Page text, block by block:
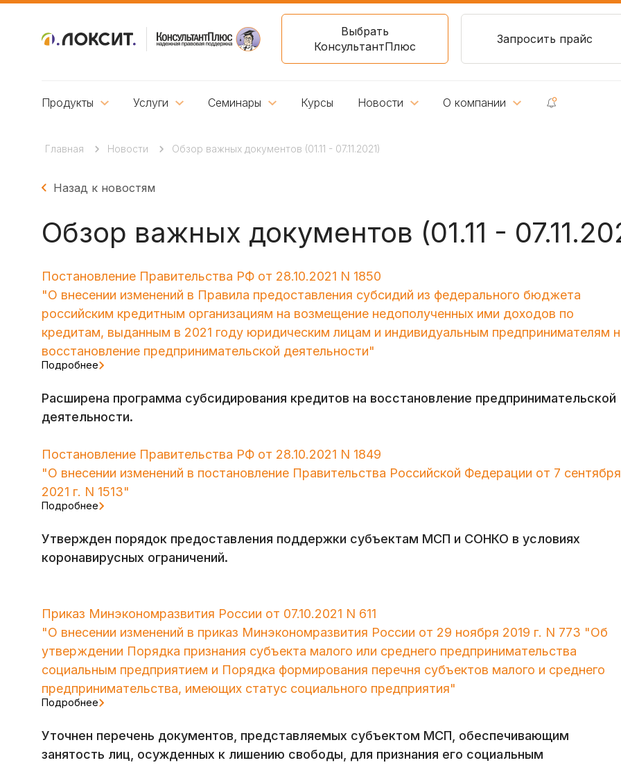
Выбрать
КонсультантПлюс
Запросить прайс
Продукты Услуги Семинары Курсы Новости О компании
Главная Новости Обзор важных документов (01.11 - 07.11.2021)
Назад к новостям
Обзор важных документов (01.11 -
Постановление Правительства РФ от 28.10.2021 N 1850
"О внесении изменений в Правила предоставления субсидий из федерального бюджета
российским кредитным организациям на возмещение недополученных ими доходов по
кредитам, выданным в 2021 году юридическим лицам и индивидуальным предпринимателям
восстановление предпринимательской деятельности"
Подробнее
Расширена программа субсидирования кредитов на восстановление предпринимательской
деятельности.
Постановление Правительства РФ от 28.10.2021 N 1849
"О внесении изменений в постановление Правительства Российской Федерации от 7 сентября
2021 г. N 1513"
Подробнее
Утвержден порядок предоставления поддержки субъектам МСП и СОНКО в условиях
коронавирусных ограничений.
Приказ Минэкономразвития России от 07.10.2021 N 611
"О внесении изменений в приказ Минэкономразвития России от 29 ноября 2019 г. N 773 "Об
утверждении Порядка признания субъекта малого или среднего предпринимательства
социальным предприятием и Порядка формирования перечня субъектов малого и среднего
предпринимательства, имеющих статус социального предприятия"
Подробнее
Уточнен перечень документов, представляемых субъектом МСП, обеспечивающим
занятость лиц, осужденных к лишению свободы, для признания его социальным